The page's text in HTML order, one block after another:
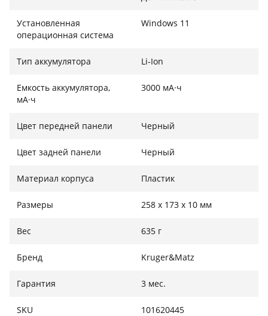
Установленная
операционная система
Windows 11
Тип аккумулятора Li-Ion
Емкость аккумулятора,
мА·ч
3000 мА·ч
Цвет передней панели Черный
Цвет задней панели Черный
Материал корпуса Пластик
Размеры 258 x 173 x 10 мм
Вес 635 г
Бренд Kruger&Matz
Гарантия 3 мес.
SKU 101620445